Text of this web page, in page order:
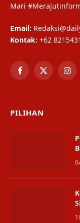
Mari
Email:
Kontak: +62
Facebook
X
PILIHAN